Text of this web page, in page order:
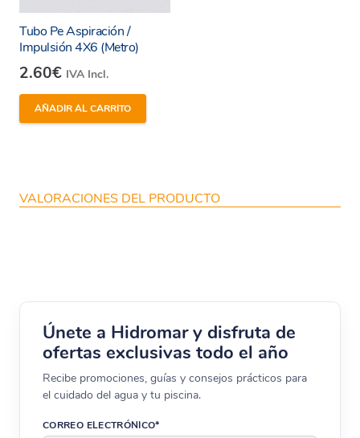
Tubo Pe Aspiración /
Impulsión 4X6 (Metro)
2.60€ IVA Incl.
AÑADIR AL CARRITO
VALORACIONES DEL PRODUCTO
Únete a Hidromar y disfruta de
ofertas exclusivas todo el año
Recibe promociones, guías y consejos prácticos para
el cuidado del agua y tu piscina.
CORREO ELECTRÓNICO*